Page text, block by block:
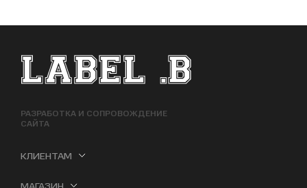
ФУТЕР САЙТА
РАЗРАБОТКА И СОПРОВОЖДЕНИЕ
САЙТА
КЛИЕНТАМ